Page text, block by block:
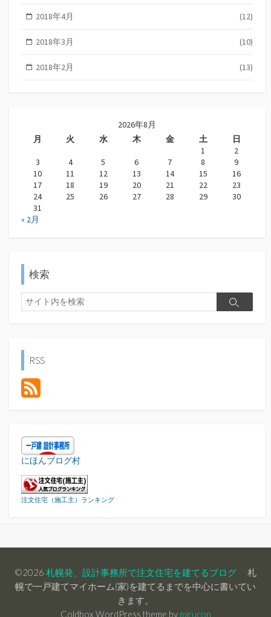
2018年4月 (12)
2018年3月 (10)
2018年2月 (13)
2026年8月
月
火 水 木 金 土 日
« 2月
1
2
3
4 5 6 7 8
9
10
11 12 13 14 15
16
17
18 19 20 21 22
23
24
25 26 27 28 29
30
31
検索
検
索
検
RSS
にほんブログ村
注文住宅（施工主）ランキング
©2026 札幌発、設計事務所で注文住宅を建てるブログ札
幌で一戸建てマイホーム(家)を建てるまでを中心に書いてい
きます。
Coldbox WordPress theme by mirucon